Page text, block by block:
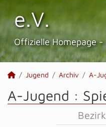
e.V.
Offizielle Homepage
Jugend Archiv A-
A-Jugend :